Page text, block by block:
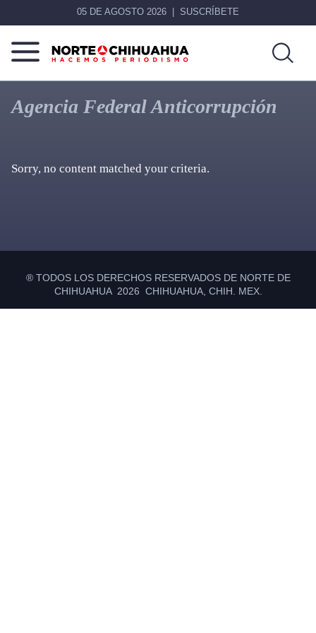
05 DE AGOSTO 2026 SUSCRÍBETE
Norte
De
Chihuahua
Más
que
noticias,
Agencia Federal Anticorrupción
Sorry, no content matched your criteria.
® TODOS LOS DERECHOS RESERVADOS DE NORTE DE
CHIHUAHUA 2026 CHIHUAHUA, CHIH. MEX.